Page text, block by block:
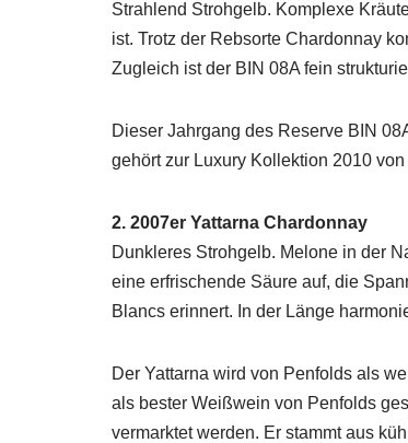
Strahlend Strohgelb. Komplexe
ist. Trotz der Rebsorte Chardonnay
Zugleich ist der BIN 08A fein
Dieser Jahrgang des Reserve BIN
gehört zur Luxury Kollektion 2010
2. 2007er Yattarna Chardonnay
Dunkleres Strohgelb. Melone in der
eine erfrischende Säure auf, die
Blancs erinnert. In der Länge
Der Yattarna wird von Penfolds als
als bester Weißwein von Penfolds
vermarktet werden. Er stammt aus